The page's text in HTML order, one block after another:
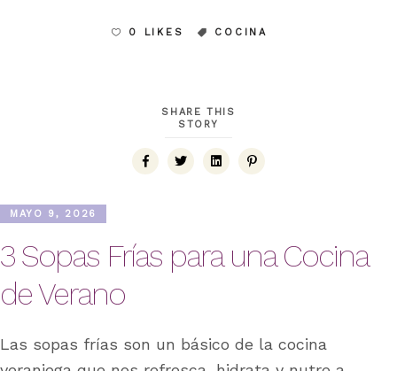
0 LIKES COCINA
SHARE THIS
STORY
MAYO 9, 2026
3 Sopas Frías para una Cocina
de Verano
Las sopas frías son un básico de la cocina